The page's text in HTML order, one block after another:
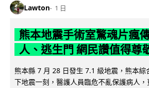
Lawton 1 日
熊本地震手術室驚魂片瘋
人、逃生門 網民讚值得尊
熊本縣 7 月 28 日發生 7.1 級地震，熊本綜
下地震一刻，醫護人員臨危不亂保護病人